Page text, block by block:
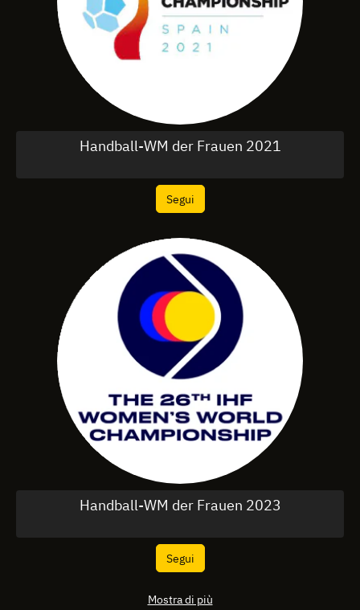
Handball-WM der Frauen 2021
Segui
Handball-WM der Frauen 2023
Segui
Mostra di più